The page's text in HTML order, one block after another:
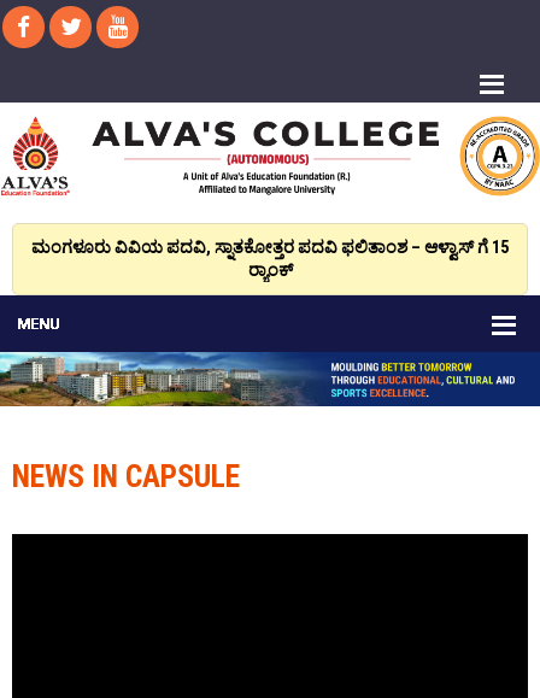
ಮಂಗಳೂರು ವಿವಿಯ ಪದವಿ, ಸ್ನಾತಕೋತ್ತರ ಪದವಿ ಫಲಿತಾಂಶ – ಆಳ್ವಾಸ್ ಗೆ 15
ರ್‍ಯಾಂಕ್‌
NEWS IN CAPSULE